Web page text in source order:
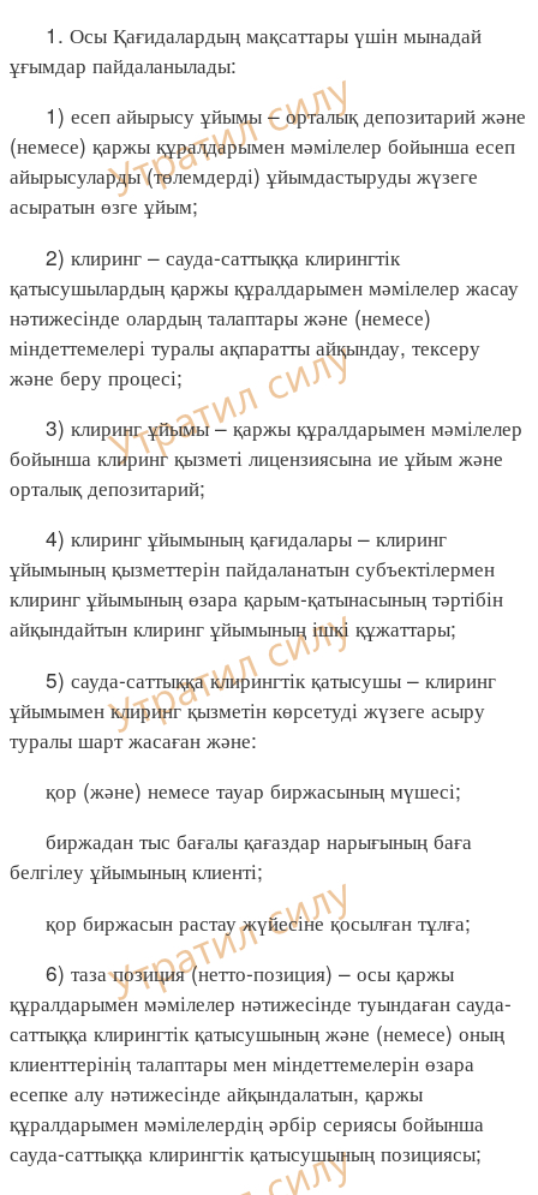
1. Осы Қағидалардың мақсаттары үшін мынадай
ұғымдар пайдаланылады:
1) есеп айырысу ұйымы – орталық депозитарий және
(немесе) қаржы құралдарымен мәмілелер бойынша есеп
айырысуларды (төлемдерді) ұйымдастыруды жүзеге
асыратын өзге ұйым;
2) клиринг – сауда-саттыққа клирингтік
қатысушылардың қаржы құралдарымен мәмілелер жасау
нәтижесінде олардың талаптары және (немесе)
міндеттемелері туралы ақпаратты айқындау, тексеру
және беру процесі;
3) клиринг ұйымы – қаржы құралдарымен мәмілелер
бойынша клиринг қызметі лицензиясына ие ұйым және
орталық депозитарий;
4) клиринг ұйымының қағидалары – клиринг
ұйымының қызметтерін пайдаланатын субъектілермен
клиринг ұйымының өзара қарым-қатынасының тәртібін
айқындайтын клиринг ұйымының ішкі құжаттары;
5) сауда-саттыққа клирингтік қатысушы – клиринг
ұйымымен клиринг қызметін көрсетуді жүзеге асыру
туралы шарт жасаған және:
қор (және) немесе тауар биржасының мүшесі;
биржадан тыс бағалы қағаздар нарығының баға
белгілеу ұйымының клиенті;
қор биржасын растау жүйесіне қосылған тұлға;
6) таза позиция (нетто-позиция) – осы қаржы
құралдарымен мәмілелер нәтижесінде туындаған сауда-
саттыққа клирингтік қатысушының және (немесе) оның
клиенттерінің талаптары мен міндеттемелерін өзара
есепке алу нәтижесінде айқындалатын, қаржы
құралдарымен мәмілелердің әрбір сериясы бойынша
сауда-саттыққа клирингтік қатысушының позициясы;